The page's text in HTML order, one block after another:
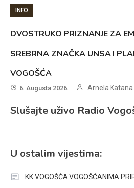
INFO
DVOSTRUKO PRIZNANJE ZA
SREBRNA ZNAČKA UNSA I
VOGOŠĆA
6. Augusta 2026. Arnela Katana
Slušajte uživo Radio
U ostalim vijestima:
KK VOGOŠĆA VOGOŠĆANIMA